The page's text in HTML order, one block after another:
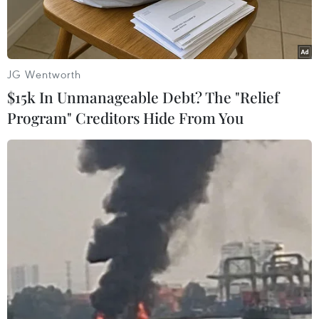
ruble.
Quang cảnh bên ngoài tòa cao ốc Trung tâm thương mại quốc
tế Moskva ở thủ đô Moskva, Nga. (Ảnh: AFP/TTXVN)
Trong 6 tháng đầu năm 2022, khi còn chưa kịp
hồi phục sau những tác động tiêu cực của đại
JG Wentworth
$15k In Unmanageable Debt? The "Relief
Program" Creditors Hide From You